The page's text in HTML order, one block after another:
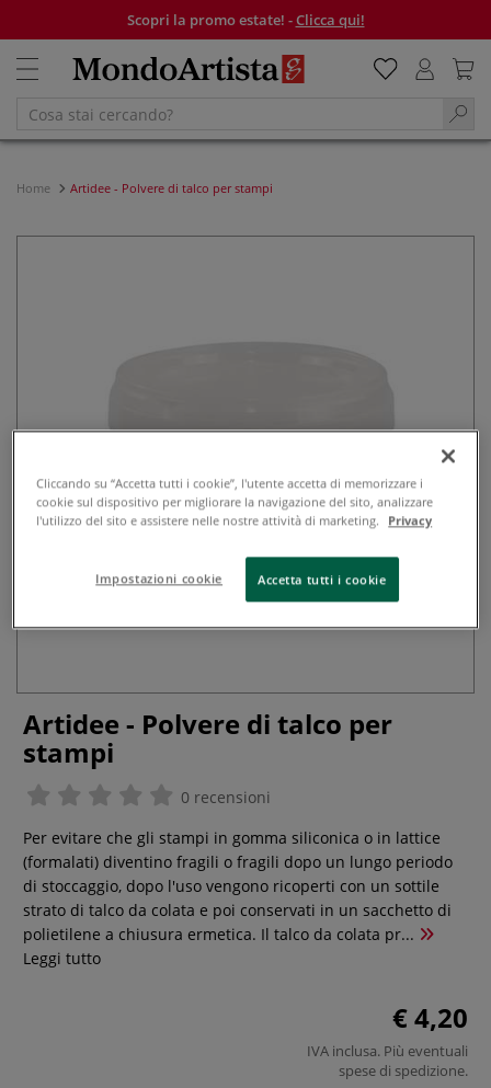
Scopri la promo estate! -Clicca qui!
Home Artidee - Polvere di talco per stampi
Artidee - Polvere di talco per
stampi
0 recensioni
Per evitare che gli stampi in gomma siliconica o in lattice
(formalati) diventino fragili o fragili dopo un lungo periodo
di stoccaggio, dopo l'uso vengono ricoperti con un sottile
strato di talco da colata e poi conservati in un sacchetto di
polietilene a chiusura ermetica. Il talco da colata pr...
Leggi tutto
€ 4,20
IVA inclusa. Più eventuali
spese di spedizione.
Cliccando su “Accetta tutti i cookie”, l'utente accetta di memorizzare i
cookie sul dispositivo per migliorare la navigazione del sito, analizzare
l'utilizzo del sito e assistere nelle nostre attività di marketing.
Privacy
Impostazioni cookie Accetta tutti i cookie